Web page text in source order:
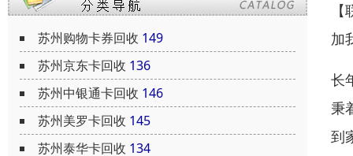
苏州购物卡券回收 149
苏州京东卡回收 136
苏州中银通卡回收 146
苏州美罗卡回收 145
苏州泰华卡回收 134
加
长
秉
到